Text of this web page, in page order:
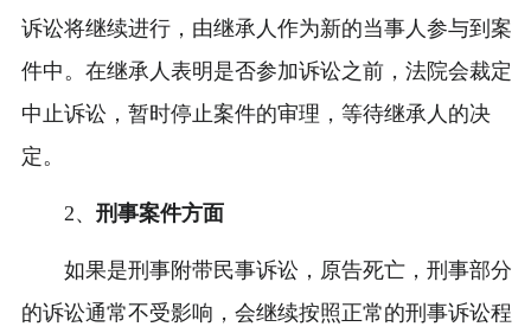
诉讼将继续进行，由继承人作为新的当事人参与到案
件中。在继承人表明是否参加诉讼之前，法院会裁定
中止诉讼，暂时停止案件的审理，等待继承人的决
定。
2、 刑事案件方面
如果是刑事附带民事诉讼，原告死亡，刑事部分
的诉讼通常不受影响，会继续按照正常的刑事诉讼程